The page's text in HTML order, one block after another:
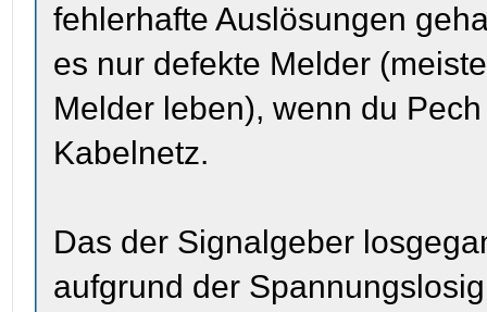
fehlerhafte Auslösungen
es nur defekte Melder
Melder leben), wenn du
Kabelnetz.
Das der Signalgeber
aufgrund der